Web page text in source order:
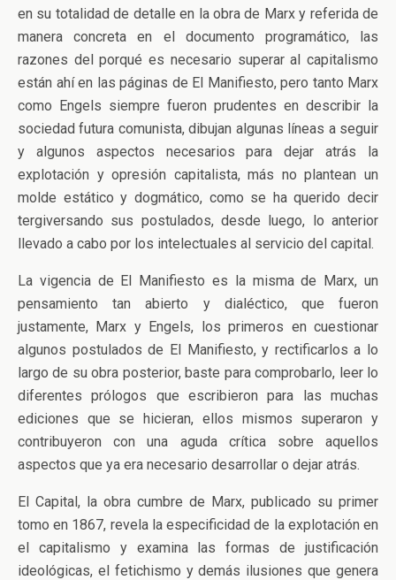
en su totalidad de detalle en la obra de Marx y referida de
manera concreta en el documento programático, las
razones del porqué es necesario superar al capitalismo
están ahí en las páginas de El Manifiesto, pero tanto Marx
como Engels siempre fueron prudentes en describir la
sociedad futura comunista, dibujan algunas líneas a seguir
y algunos aspectos necesarios para dejar atrás la
explotación y opresión capitalista, más no plantean un
molde estático y dogmático, como se ha querido decir
tergiversando sus postulados, desde luego, lo anterior
llevado a cabo por los intelectuales al servicio del capital.
La vigencia de El Manifiesto es la misma de Marx, un
pensamiento tan abierto y dialéctico, que fueron
justamente, Marx y Engels, los primeros en cuestionar
algunos postulados de El Manifiesto, y rectificarlos a lo
largo de su obra posterior, baste para comprobarlo, leer lo
diferentes prólogos que escribieron para las muchas
ediciones que se hicieran, ellos mismos superaron y
contribuyeron con una aguda crítica sobre aquellos
aspectos que ya era necesario desarrollar o dejar atrás.
El Capital, la obra cumbre de Marx, publicado su primer
tomo en 1867, revela la especificidad de la explotación en
el capitalismo y examina las formas de justificación
ideológicas, el fetichismo y demás ilusiones que genera